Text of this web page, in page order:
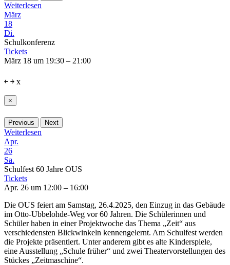
Weiterlesen
März
18
Di.
Schulkonferenz
Tickets
März 18 um 19:30 – 21:00
￩ ￫ x
×
Previous Next
Weiterlesen
Apr.
26
Sa.
Schulfest 60 Jahre OUS
Tickets
Apr. 26 um 12:00 – 16:00
Die OUS feiert am Samstag, 26.4.2025, den Einzug in das Gebäude
im Otto-Ubbelohde-Weg vor 60 Jahren. Die Schülerinnen und
Schüler haben in einer Projektwoche das Thema „Zeit“ aus
verschiedensten Blickwinkeln kennengelernt. Am Schulfest werden
die Projekte präsentiert. Unter anderem gibt es alte Kinderspiele,
eine Ausstellung „Schule früher“ und zwei Theatervorstellungen des
Stückes „Zeitmaschine“.